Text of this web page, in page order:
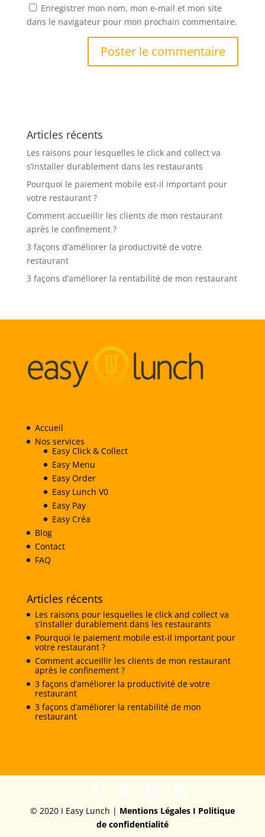
Enregistrer mon nom, mon e-mail et mon site
dans le navigateur pour mon prochain commentaire.
Articles récents
Les raisons pour lesquelles le click and collect va
s’installer durablement dans les restaurants
Pourquoi le paiement mobile est-il important pour
votre restaurant ?
Comment accueillir les clients de mon restaurant
après le confinement ?
3 façons d’améliorer la productivité de votre
restaurant
3 façons d’améliorer la rentabilité de mon restaurant
Accueil
Nos services
Easy Click & Collect
Easy Menu
Easy Order
Easy Lunch V0
Easy Pay
Easy Créa
Blog
Contact
FAQ
Articles récents
Les raisons pour lesquelles le click and collect va
s’installer durablement dans les restaurants
Pourquoi le paiement mobile est-il important pour
votre restaurant ?
Comment accueillir les clients de mon restaurant
après le confinement ?
3 façons d’améliorer la productivité de votre
restaurant
3 façons d’améliorer la rentabilité de mon
restaurant
© 2020 I Easy Lunch | Mentions Légales I Politique
de confidentialité